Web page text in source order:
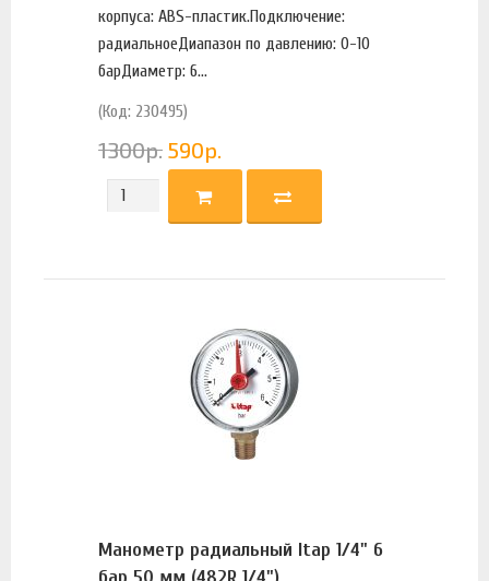
корпуса: ABS-пластик.Подключение:
радиальноеДиапазон по давлению: 0-10
барДиаметр: 6...
(Код: 230495)
1300р. 590р.
Манометр радиальный Itap 1/4" 6